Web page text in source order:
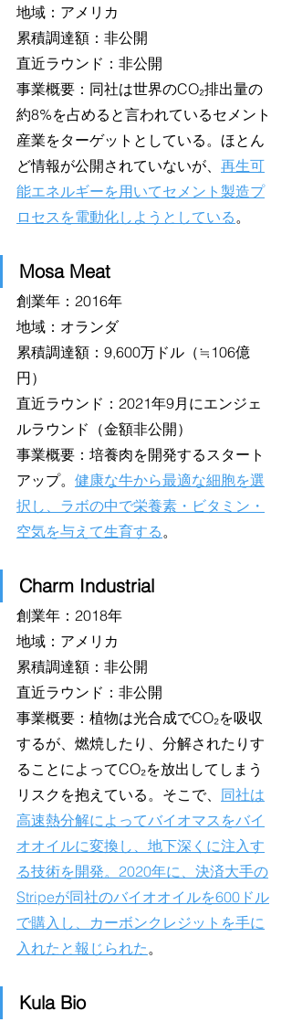
地域：アメリカ
累積調達額：非公開
直近ラウンド：非公開
事業概要：同社は世界のCO₂排出量の
約8%を占めると言われているセメント
産業をターゲットとしている。ほとん
ど情報が公開されていないが、 再生可
能エネルギーを用いてセメント製造プ
ロセスを電動化しようとしている。
Mosa Meat
創業年：2016年
地域：オランダ
累積調達額：9,600万ドル（≒106億
円）
直近ラウンド：2021年9月にエンジェ
ルラウンド（金額非公開）
事業概要：培養肉を開発するスタート
アップ。 健康な牛から最適な細胞を選
択し、ラボの中で栄養素・ビタミン・
空気を与えて生育する。
Charm Industrial
創業年：2018年
地域：アメリカ
累積調達額：非公開
直近ラウンド：非公開
事業概要：植物は光合成でCO₂を吸収
するが、燃焼したり、分解されたりす
ることによってCO₂を放出してしまう
リスクを抱えている。そこで、 同社は
高速熱分解によってバイオマスをバイ
オオイルに変換し、地下深くに注入す
る技術を開発。2020年に、決済大手の
Stripeが同社のバイオオイルを600ドル
で購入し、カーボンクレジットを手に
入れたと報じられた。
Kula Bio